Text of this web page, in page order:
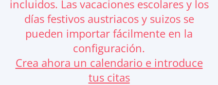
incluidos. Las vacaciones escolares y los
días festivos austriacos y suizos se
pueden importar fácilmente en la
configuración.
Crea ahora un calendario e introduce
tus citas